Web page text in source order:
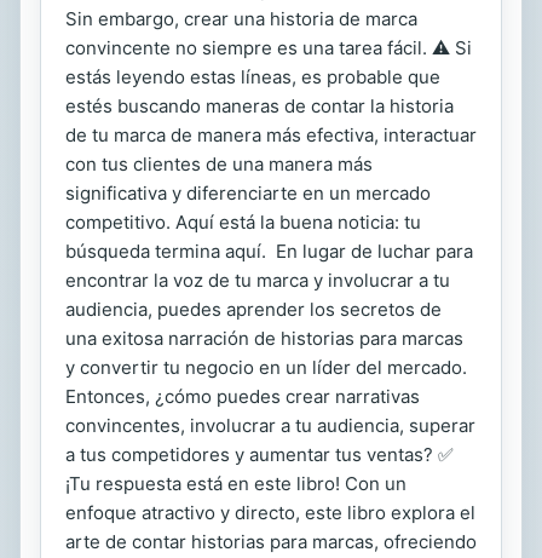
Sin embargo, crear una historia de marca
convincente no siempre es una tarea fácil. ⚠ Si
estás leyendo estas líneas, es probable que
estés buscando maneras de contar la historia
de tu marca de manera más efectiva, interactuar
con tus clientes de una manera más
significativa y diferenciarte en un mercado
competitivo. Aquí está la buena noticia: tu
búsqueda termina aquí. En lugar de luchar para
encontrar la voz de tu marca y involucrar a tu
audiencia, puedes aprender los secretos de
una exitosa narración de historias para marcas
y convertir tu negocio en un líder del mercado.
Entonces, ¿cómo puedes crear narrativas
convincentes, involucrar a tu audiencia, superar
a tus competidores y aumentar tus ventas? ✅
¡Tu respuesta está en este libro! Con un
enfoque atractivo y directo, este libro explora el
arte de contar historias para marcas, ofreciendo